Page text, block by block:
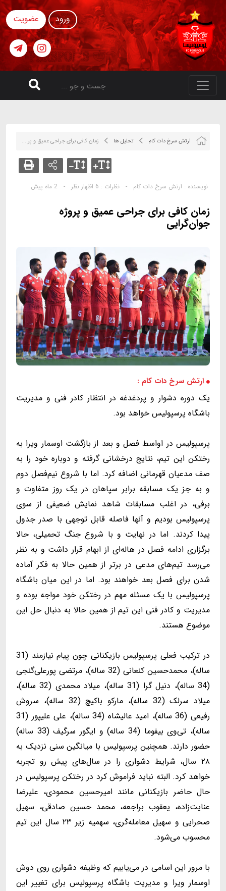
ورود عضویت
ارتش سرخ دات کام تحلیل ها زمان کافی برای جراحی عمیق و پر ...
نویسنده : ارتش سرخ دات کام - نظرات : 6 اظهار نظر - 2 ماه پیش
زمان کافی برای جراحی عمیق و پروژه
جوان‌گرایی
ارتش سرخ دات کام :
یک دوره دشوار و پردغدغه در انتظار کادر فنی و مدیریت
باشگاه پرسپولیس خواهد بود.
پرسپولیس در اواسط فصل و بعد از بازگشت اوسمار ویرا به
رختکن این تیم، نتایج درخشانی گرفته و دوباره خود را به
صف مدعیان قهرمانی اضافه کرد. اما با شروع نیم‌فصل دوم
و به جز یک مسابقه برابر سپاهان در یک روز متفاوت و
برفی، در اغلب مسابقات شاهد نمایش ضعیفی از سوی
پرسپولیس بودیم و آنها فاصله قابل توجهی با صدر جدول
پیدا کردند. اما در نهایت و با شروع جنگ تحمیلی، حالا
برگزاری ادامه فصل در هاله‌ای از ابهام قرار داشت و به نظر
می‌رسد تیم‌های مدعی در برتر از همین حالا به فکر آماده
شدن برای فصل بعد خواهند بود. اما در این میان باشگاه
پرسپولیس با یک مسئله مهم در رختکن خود مواجه بوده و
مدیریت و کادر فنی این تیم از همین حالا به دنبال حل این
موضوع هستند.
در ترکیب فعلی پرسپولیس بازیکنانی چون پیام نیازمند (31
ساله)، محمدحسین کنعانی‌ (32 ساله)، مرتضی پورعلی‌گنجی
(34 ساله)، دنیل گرا (31 ساله)، میلاد محمدی (32 ساله)،
میلاد سرلک (32 ساله)، مارکو باکیچ (32 ساله)، سروش
رفیعی (36 ساله)، امید عالیشاه (34 ساله)، علی علیپور (31
ساله)، تی‌وی بیفوما (34 ساله) و ایگور سرگیف (33 ساله)
حضور دارند. همچنین پرسپولیس با میانگین سنی نزدیک به
۲۸ سال، شرایط دشواری را در سال‌های پیش رو تجربه
خواهد کرد. البته نباید فراموش کرد در رختکن پرسپولیس در
حال حاضر بازیکنانی مانند امیرحسین محمودی، علیرضا
عنایت‌زاده، یعقوب براجعه، محمد حسین صادقی، سهیل
صحرایی و سهیل معامله‌گری، سهمیه زیر ۲۳ سال این تیم
محسوب می‌شود.
با مرور این اسامی در می‌یابیم که وظیفه دشواری روی دوش
اوسمار ویرا و مدیریت باشگاه پرسپولیس برای تغییر این